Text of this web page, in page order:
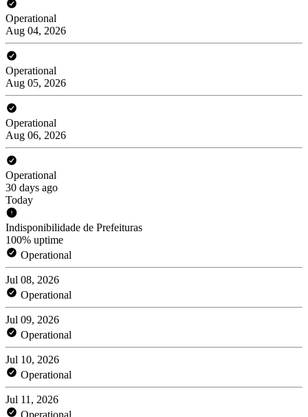
Operational
Aug 04, 2026
Operational
Aug 05, 2026
Operational
Aug 06, 2026
Operational
30 days ago
Today
Indisponibilidade de Prefeituras
100% uptime
Operational
Jul 08, 2026
Operational
Jul 09, 2026
Operational
Jul 10, 2026
Operational
Jul 11, 2026
Operational